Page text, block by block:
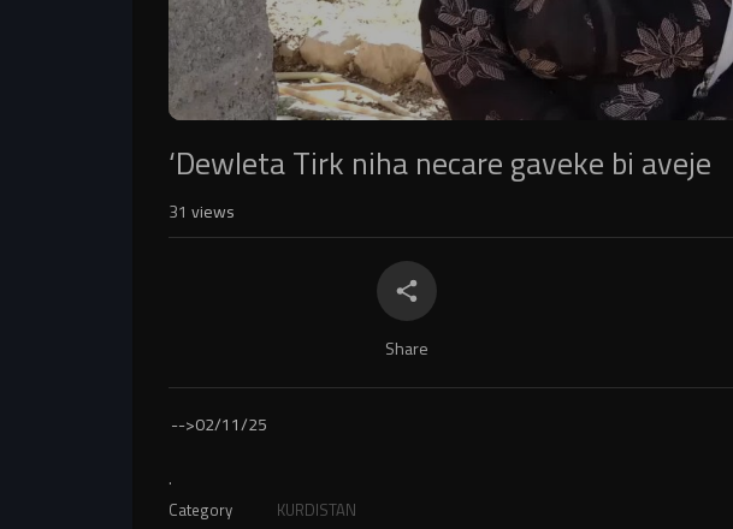
‘Dewleta Tirk niha necare gaveke bi aveje
31 views
Share
-->02/11/25
.
Category KURDISTAN